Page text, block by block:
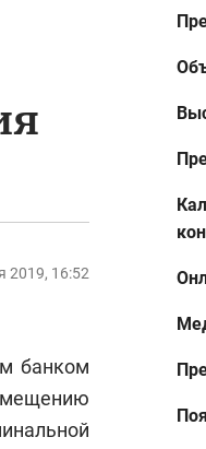
2019, 16:52
банком